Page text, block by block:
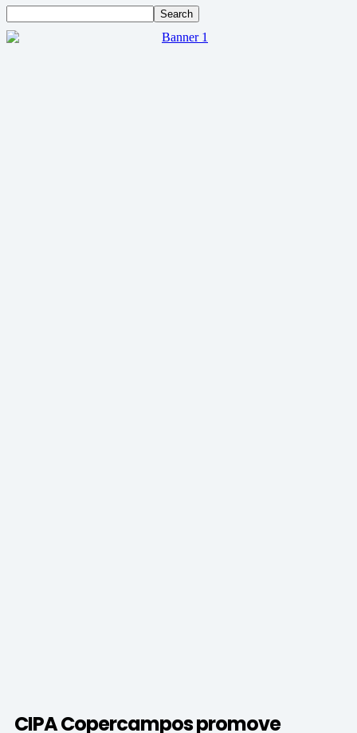
CIPA Copercampos promove